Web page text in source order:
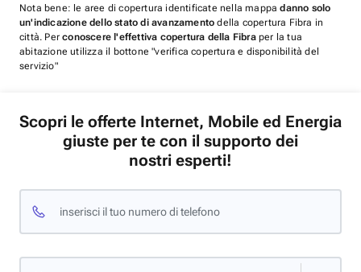
Nota bene: le aree di copertura identificate nella mappadanno solo
un'indicazione dello stato di avanzamento della copertura Fibra in
città. Perconoscere l'effettiva copertura della Fibraper la tua
abitazione utilizza il bottone "verifica copertura e disponibilità del
servizio"
Scopri le offerte Internet, Mobile ed Energia
giuste per te con il supporto dei
nostri esperti!
inserisci il tuo numero di telefono